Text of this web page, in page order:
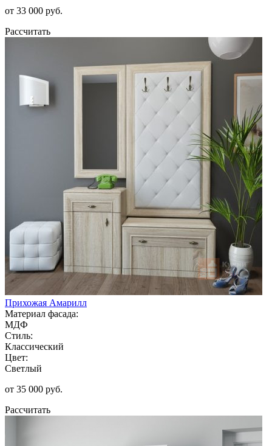
от 33 000 руб.
Рассчитать
Прихожая Амарилл
Материал фасада:
МДФ
Стиль:
Классический
Цвет:
Светлый
от 35 000 руб.
Рассчитать